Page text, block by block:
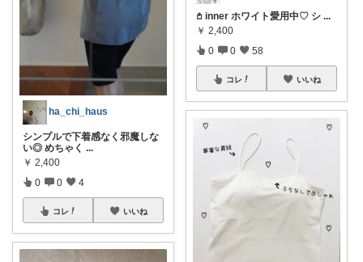
ha_chi_haus
シンプルで下着感なく邪魔しな
い◎ めちゃく ...
￥ 2,400
0 0 4
コレ いいね
𖤘 inner ホワイト愛用中♡︎ シ ...
￥ 2,400
0 0 58
コレ いいね